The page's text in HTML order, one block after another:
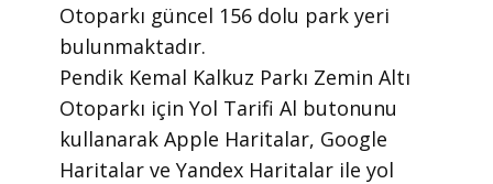
Otoparkı güncel 156 dolu park yeri
bulunmaktadır.
Pendik Kemal Kalkuz Parkı Zemin Altı
Otoparkı için Yol Tarifi Al butonunu
kullanarak Apple Haritalar, Google
Haritalar ve Yandex Haritalar ile yol